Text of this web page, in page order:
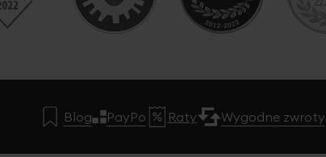
Blog PayPo Raty Wygodne zwroty